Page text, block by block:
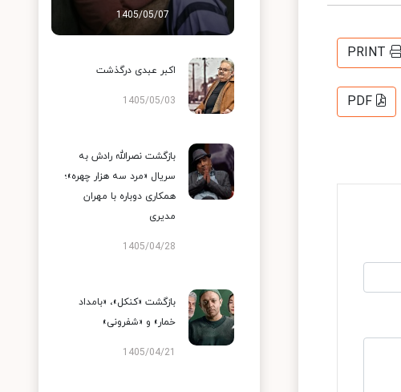
PRINT
PDF
1405/05/07
اکبر عبدی درگذشت
1405/05/03
بازگشت نصرالله رادش به
سریال «مرد سه هزار چهره»؛
همکاری دوباره با مهران
مدیری
1405/04/28
بازگشت «کنکل»، «بامداد
خمار» و «شفرونی»
1405/04/21